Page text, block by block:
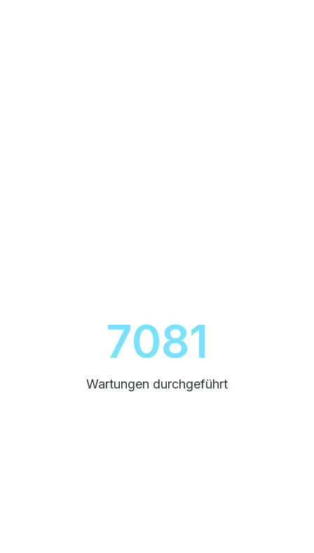
8000
Wartungen durchgeführt